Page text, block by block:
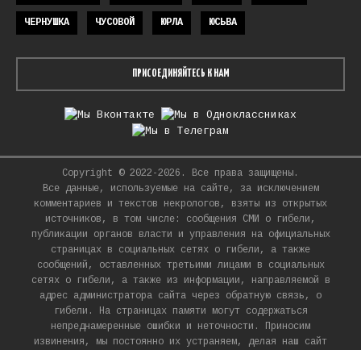
ЧЕРНУШКА ЧУСОВОЙ ЮРЛА ЮСЬВА
ПРИСОЕДИНЯЙТЕСЬ К НАМ
Copyright © 2022-2026. Все права защищены.
Все данные, используемые на сайте, за исключением
комментариев и текстов некрологов, взяты из открытых
источников, в том числе: сообщения СМИ о гибели,
публикации органов власти и управления на официальных
страницах в социальных сетях о гибели, а также
сообщений, оставленных третьими лицами в социальных
сетях о гибели, а также из информации, направляемой в
адрес администратора сайта через обратную связь, о
гибели. На страницах памяти могут содержаться
непреднамеренные ошибки и неточности. Приносим
извинения, мы постоянно их устраняем, делая наш сайт